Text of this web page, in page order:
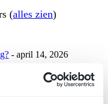
(alles zien)
- april 14, 2026
referenties over oud